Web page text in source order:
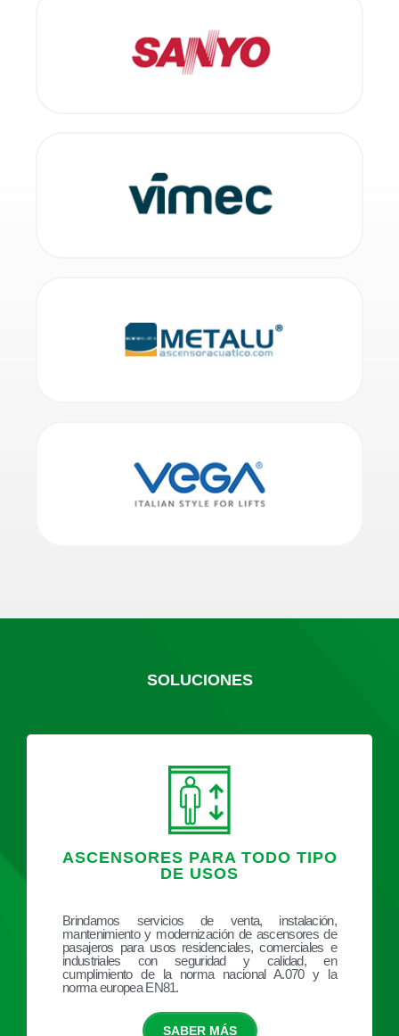
SOLUCIONES
ASCENSORES PARA TODO TIPO
DE USOS
Brindamos servicios de venta, instalación,
mantenimiento y modernización de ascensores de
pasajeros para usos residenciales, comerciales e
industriales con seguridad y calidad, en
cumplimiento de la norma nacional A.070 y la
norma europea EN81.
SABER MÁS